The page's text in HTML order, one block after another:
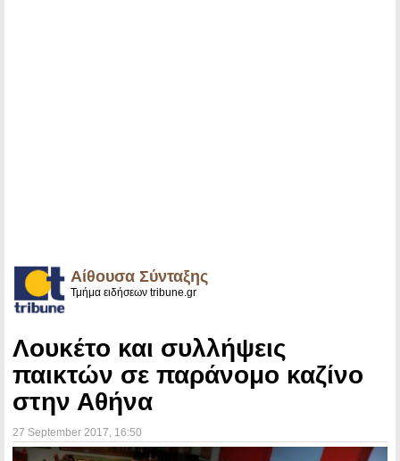
Αίθουσα Σύνταξης
Τμήμα ειδήσεων tribune.gr
Λουκέτο και συλλήψεις
παικτών σε παράνομο καζίνο
στην Αθήνα
27 September 2017 , 16:50